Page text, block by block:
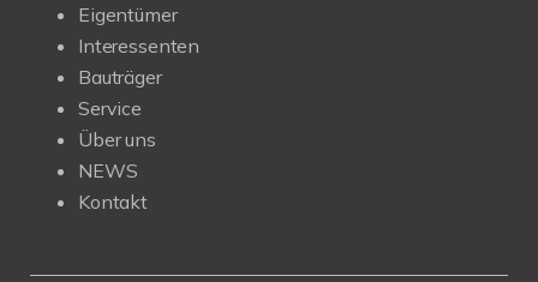
Eigentümer
Interessenten
Bauträger
Service
Über uns
NEWS
Kontakt